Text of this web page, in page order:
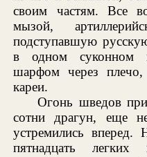
своим частям. Все
мызой,
подступавшую
в одном суконном
шарфом через
кареи.
Огонь шведов
сотни драгун, еще
устремились вперед.
пятнадцать